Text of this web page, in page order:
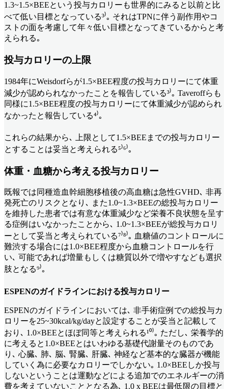
1.3~1.5×BEEという投与カロリーも世界的にみると以前と比
べて低い目標となっている³⁾｡ それはTPNに伴う副作用やコ
ストの面を考慮して年々低い目標となってきているからと考
えられる｡
投与カロリーの上限
1984年にWeisdorfらが1.5×BEE程度の投与カロリーにて体重
減少が認められなかったことを報告している³⁾｡ Taveroffらも
同様に1.5×BEE程度の投与カロリーにて体重減少が認められ
なかったと報告している⁴⁾｡
これらの結果から､ 上限として1.5×BEEまでの投与カロリー
とすることは妥当と考えられる⁵⁾⁶⁾｡
体重・血糖から考える投与カロリー
既報では同種造血幹細胞移植後の高血糖は急性GVHD､ 非再
発死亡のリスクとなり､ また1.0~1.3×BEEの総投与カロリー
を維持した患者では有意な体重減少など栄養不良状態を呈す
る症例はいなかったことから､ 1.0~1.3×BEEが総投与カロリ
ーとして妥当と考えられている⁷⁾⁸⁾｡ 血糖値のコントロールに
難渋する場合には1.0×BEE程度から血糖コントロールを行
い､ 可能であれば増量もしくは糖質以外で増やすなども選択
肢となる⁹⁾｡
ESPENのガイドラインにおける投与カロリー
ESPENのガイドラインにおいては､ 非手術症例での総投与カ
ロリーを25~30kcal/kg/dayと設定することが妥当と記載して
おり､ 1.0×BEEとほぼ同等と考えられる¹⁰⁾｡ ただし､ 栄養学的
に考えると1.0×BEEとはいわゆる基礎代謝量そのものであ
り､ 心臓､ 肺､ 脳､ 腎臓､ 肝臓､ 神経など基本的な臓器が機能
していく為に必要なカロリーでしかない｡ 1.0×BEEしか投与
しないということは運動などによる追加でのエネルギーの消
費を考えていないこととなる為､ 1.0 x BEEは最低限の目標と